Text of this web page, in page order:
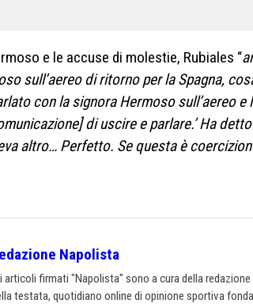
e le accuse di molestie, Rubiales “
sull’aereo di ritorno per la Spagna,
con la signora Hermoso sull’aereo
di uscire e parlare.’ Ha
altro… Perfetto. Se questa è
Napolista
articoli firmati "Napolista" sono a cura della
testata, quotidiano online di opinione sportiva